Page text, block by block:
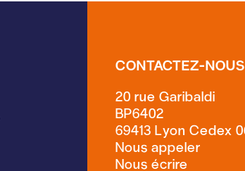
CONTACTEZ-NOUS
20 rue Garibaldi
BP6402
69413 Lyon Cedex
Nous écrire